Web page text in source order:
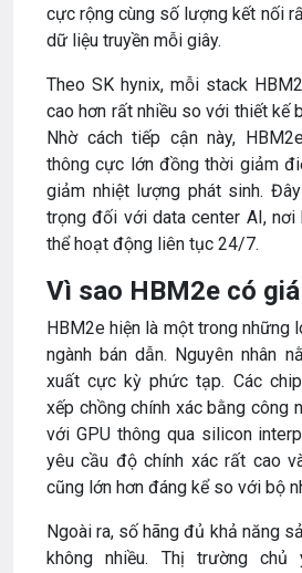
cực rộng cùng số lượng kết nối
dữ liệu truyền mỗi giây.
Theo SK hynix, mỗi stack
cao hơn rất nhiều so với thiết kế
Nhờ cách tiếp cận này,
thông cực lớn đồng thời giảm
giảm nhiệt lượng phát sinh.
trọng đối với data center AI, nơi
thể hoạt động liên tục 24/7.
Vì sao HBM2e có
HBM2e hiện là một trong những
ngành bán dẫn. Nguyên nhân
xuất cực kỳ phức tạp. Các
xếp chồng chính xác bằng công
với GPU thông qua silicon
yêu cầu độ chính xác rất cao
cũng lớn hơn đáng kể so với bộ
Ngoài ra, số hãng đủ khả năng
không nhiều. Thị trường chủ